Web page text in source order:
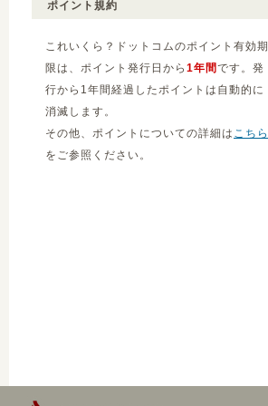
ポイント規約
これいくら？ドットコムのポイント有効期
限は、ポイント発行日から 1年間です。発
行から1年間経過したポイントは自動的に
消滅します。
その他、ポイントについての詳細は こちら
をご参照ください。